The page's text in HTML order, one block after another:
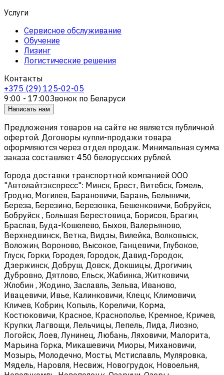
Услуги
Сервисное обслуживание
Обучение
Лизинг
Логистические решения
Контакты
+375 (29) 125-02-05
9:00 - 17:00Звонок по Беларуси
Написать нам
Предложения товаров на сайте не является публичной
офертой. Договоры купли-продажи товара
оформляются через отдел продаж. Минимальная сумма
заказа составляет 450 белорусских рублей.
Города доставки транспортной компанией ООО
"Автолайтэкспресс": Минск, Брест, Витебск, Гомель,
Гродно, Могилев, Барановичи, Барань, Белыничи,
Береза, Березино, Березовка, Бешенковичи, Бобруйск,
Бобруйск , Большая Берестовица, Борисов, Брагин,
Браслав, Буда-Кошелево, Быхов, Валерьяново,
Верхнедвинск, Ветка, Видзы, Вилейка, Волковыск,
Воложин, Вороново, Высокое, Ганцевичи, Глубокое,
Глуск, Горки, Городея, Городок, Давид-Городок,
Дзержинск, Добруш, Довск, Докшицы, Дрогичин,
Дубровно, Дятлово, Ельск, Жабинка, Житковичи,
Жлобин , Жодино, Заславль, Зельва, Иваново,
Ивацевичи, Ивье, Калинковичи, Клецк, Климовичи,
Кличев, Кобрин, Копыль, Кореличи, Корма,
Костюковичи, Красное, Краснополье, Кремное, Кричев,
Крупки, Лагвощи, Лельчицы, Лепель, Лида, Лиозно,
Логойск, Лоев, Лунинец, Любань, Ляховичи, Малорита,
Марьина Горка, Микашевичи, Миоры, Михановичи,
Мозырь, Молодечно, Мосты, Мстиславль, Муляровка,
Мядель, Наровля, Несвиж, Новогрудок, Новоельня,